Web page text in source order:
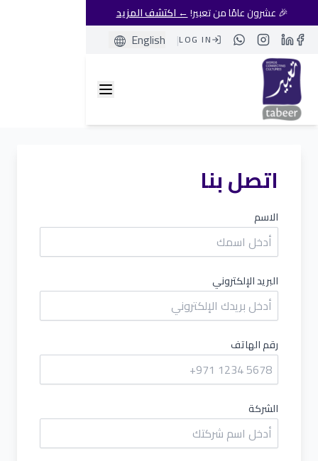
🎉 عشرون عامًا من تعبير!← اكتشف المزيد
Facebook
LinkedIn
Instagram
LOG IN
|
English
اتصل بنا
الاسم
البريد الإلكتروني
رقم الهاتف
الشركة